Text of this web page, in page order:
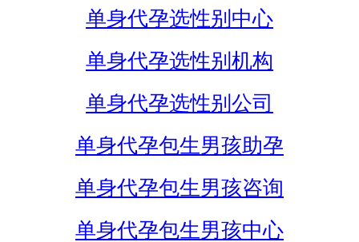
单身代孕选性别中心
单身代孕选性别机构
单身代孕选性别公司
单身代孕包生男孩助孕
单身代孕包生男孩咨询
单身代孕包生男孩中心